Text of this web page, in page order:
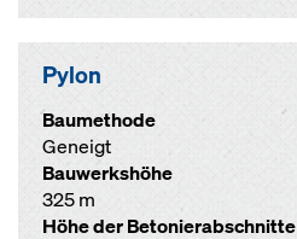
Pylon
Baumethode
Geneigt
Bauwerkshöhe
325 m
Höhe der Betonierabschnitte